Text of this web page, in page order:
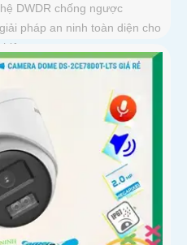
DWDR chống ngược
pháp an ninh toàn diện cho